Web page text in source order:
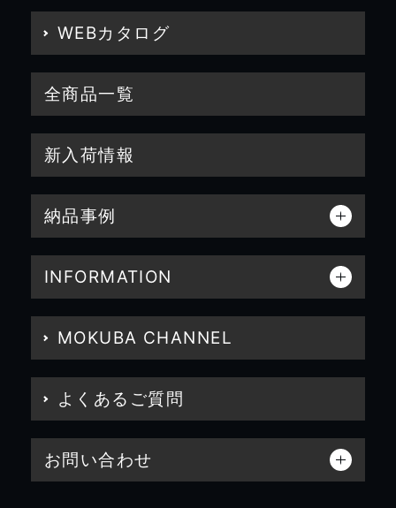
WEBカタログ
全商品一覧
新入荷情報
納品事例
INFORMATION
MOKUBA CHANNEL
よくあるご質問
お問い合わせ